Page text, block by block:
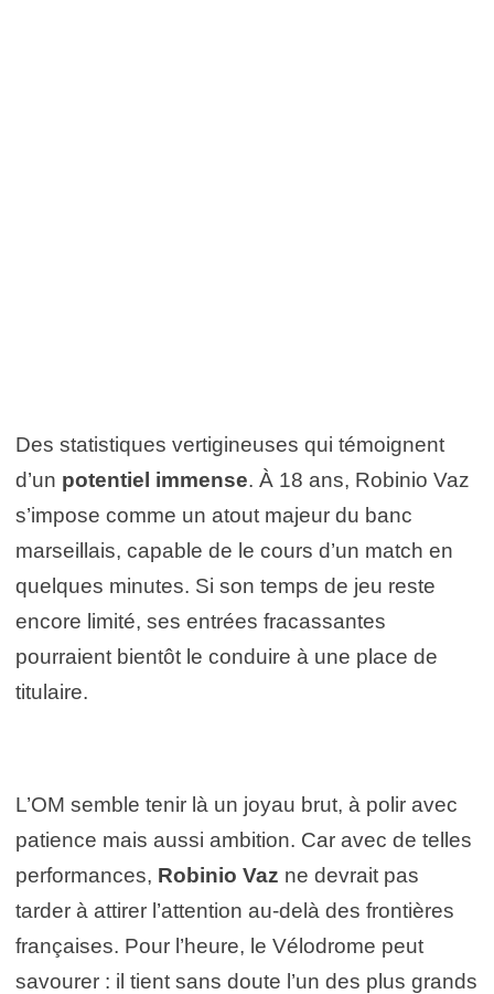
Des statistiques vertigineuses qui témoignent
d’un potentiel immense. À 18 ans, Robinio Vaz
s’impose comme un atout majeur du banc
marseillais, capable de le cours d’un match en
quelques minutes. Si son temps de jeu reste
encore limité, ses entrées fracassantes
pourraient bientôt le conduire à une place de
titulaire.
L’OM semble tenir là un joyau brut, à polir avec
patience mais aussi ambition. Car avec de telles
performances, Robinio Vaz ne devrait pas
tarder à attirer l’attention au-delà des frontières
françaises. Pour l’heure, le Vélodrome peut
savourer : il tient sans doute l’un des plus grands